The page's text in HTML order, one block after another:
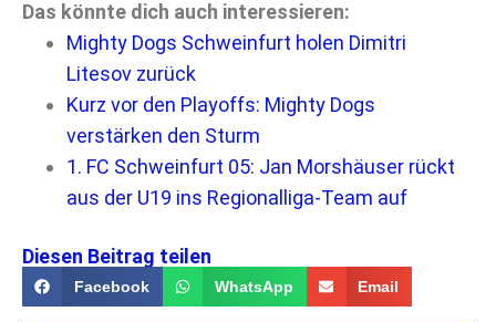
Das könnte dich auch interessieren:
Mighty Dogs Schweinfurt holen Dimitri
Litesov zurück
Kurz vor den Playoffs: Mighty Dogs
verstärken den Sturm
1. FC Schweinfurt 05: Jan Morshäuser rückt
aus der U19 ins Regionalliga-Team auf
Diesen Beitrag teilen
Facebook WhatsApp Email